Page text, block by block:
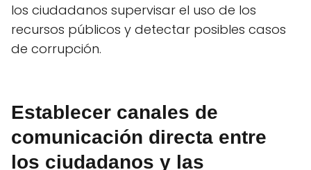
los ciudadanos supervisar el uso de los
recursos públicos y detectar posibles casos
de corrupción.
Establecer canales de
comunicación directa entre
los ciudadanos y las